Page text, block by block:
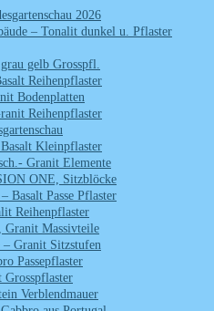
2026
– Tonalit dunkel u. Pflaster
gelb Grosspfl.
Reihenpflaster
Bodenplatten
Reihenpflaster
Kleinpflaster
Granit Elemente
ONE, Sitzblöcke
Passe Pflaster
Reihenpflaster
Granit Massivteile
Granit Sitzstufen
Passepflaster
Grosspflaster
Verblendmauer